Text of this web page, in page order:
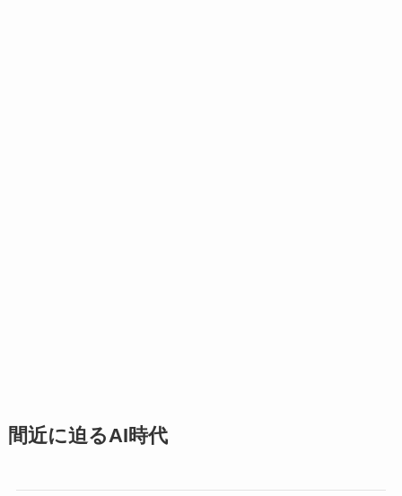
間近に迫るAI時代